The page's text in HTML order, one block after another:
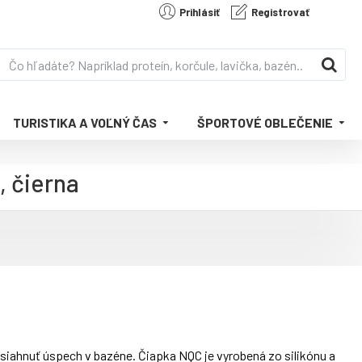
Prihlásiť Registrovať
TURISTIKA A VOĽNÝ ČAS ŠPORTOVÉ OBLEČENIE
čierna
úspech v bazéne. Čiapka NQC je vyrobená zo silikónu a